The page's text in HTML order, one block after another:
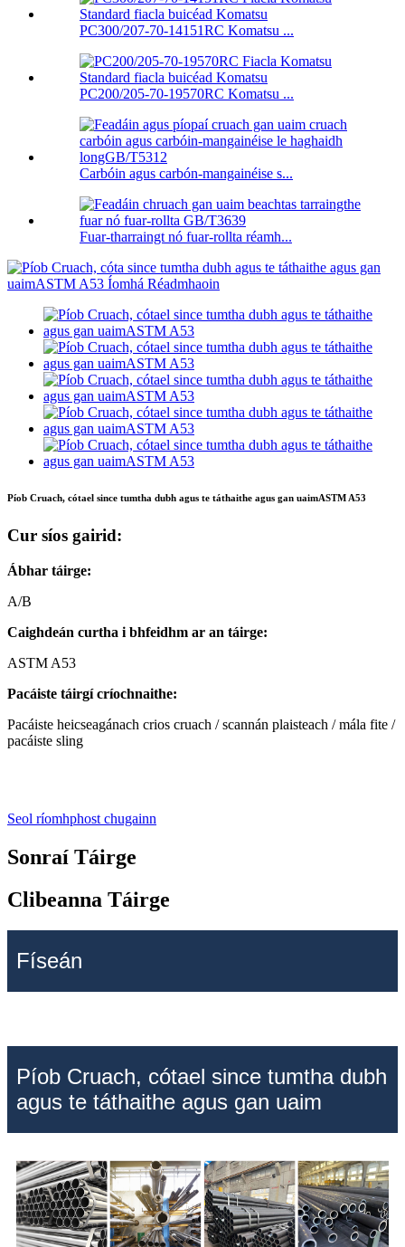
PC300/207-70-14151RC Komatsu ...
PC200/205-70-19570RC Komatsu ...
Carbóin agus carbón-mangainéise s...
Fuar-tharraingt nó fuar-rollta réamh...
Píob Cruach, cótael since tumtha dubh agus te táthaithe agus gan uaimASTM A53
Cur síos gairid:
Ábhar táirge:
A/B
Caighdeán curtha i bhfeidhm ar an táirge:
ASTM A53
Pacáiste táirgí críochnaithe:
Pacáiste heicseagánach crios cruach / scannán plaisteach / mála fite /
pacáiste sling
Seol ríomhphost chugainn
Sonraí Táirge
Clibeanna Táirge
Físeán
Píob Cruach, cótael since tumtha dubh
agus te táthaithe agus gan uaim